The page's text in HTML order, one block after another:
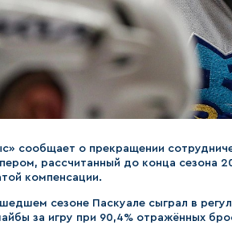
сообщает о прекращении
рассчитанный до конца сезона
компенсации.
сезоне Паскуале сыграл в
за игру при 90,4% отражённых